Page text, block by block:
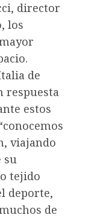
director
los
de
respuesta
estos
viajando
su
tejido
deporte,
de